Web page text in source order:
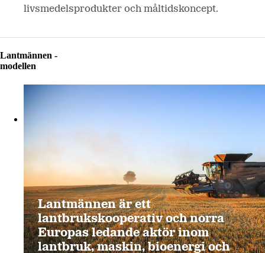
livsmedelsprodukter och måltidskoncept.
Lantmännen -
modellen
Lantmännen är ett
lantbrukskooperativ och norra
Europas ledande aktör inom
lantbruk, maskin, bioenergi och